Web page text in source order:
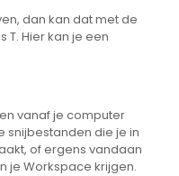
dan kan dat met de
T. Hier kan je een
vanaf je computer
snijbestanden die je in
of ergens vandaan
je Workspace krijgen.